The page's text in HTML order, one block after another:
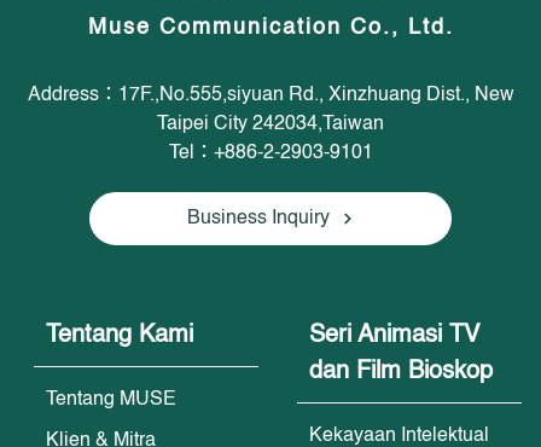
Muse Communication Co., Ltd.
Address：17F.,No.555,siyuan Rd., Xinzhuang Dist., New
Taipei City 242034,Taiwan
Tel：+886-2-2903-9101
Business Inquiry
Tentang Kami
Tentang MUSE
Klien & Mitra
Seri Animasi TV
dan Film Bioskop
Kekayaan Intelektual